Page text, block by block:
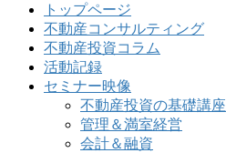
トップページ
不動産コンサルティング
不動産投資コラム
活動記録
セミナー映像
不動産投資の基礎講座
管理＆満室経営
会計＆融資